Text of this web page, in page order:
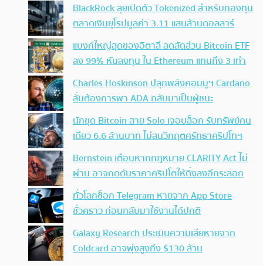
BlackRock ลุยเปิดตัว Tokenized สำหรับกองทุน
ตลาดเงินยุโรปมูลค่า 3.11 แสนล้านดอลลาร์
แบงก์ใหญ่สุดของอิตาลี ลดสัดส่วน Bitcoin ETF
ลง 99% หันลงทุน ใน Ethereum แทนถึง 3 เท่า
Charles Hoskinson ปลุกพลังคอมมูฯ Cardano
ลั่นต้องการพา ADA กลับมาเป็นผู้ชนะ
นักขุด Bitcoin สาย Solo เจอบล็อก รับทรัพย์คน
เดียว 6.6 ล้านบาท ไม่สนวิกฤตศรัทธาคริปโทฯ
Bernstein เตือนหากกฎหมาย CLARITY Act ไม่
ผ่าน อาจกดดันราคาคริปโตให้ดิ่งลงอีกระลอก
ทั่วโลกช็อก Telegram หายจาก App Store
ชั่วคราว ก่อนกลับมาใช้งานได้ปกติ
Galaxy Research ประเมินความเสียหายจาก
Coldcard อาจพุ่งสูงถึง $130 ล้าน